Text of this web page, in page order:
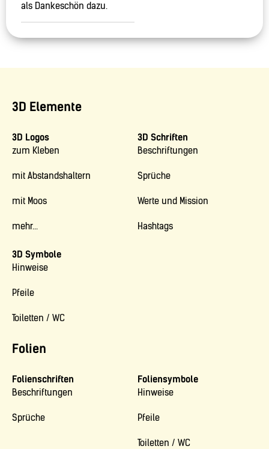
als Dankeschön dazu.
3D Elemente
Folien
3D Logos
zum Kleben
mit Abstandshaltern
mit Moos
mehr...
3D Schriften
Beschriftungen
Sprüche
Werte und Mission
Hashtags
3D Symbole
Hinweise
Pfeile
Toiletten / WC
Folienschriften
Beschriftungen
Sprüche
Foliensymbole
Hinweise
Pfeile
Toiletten / WC